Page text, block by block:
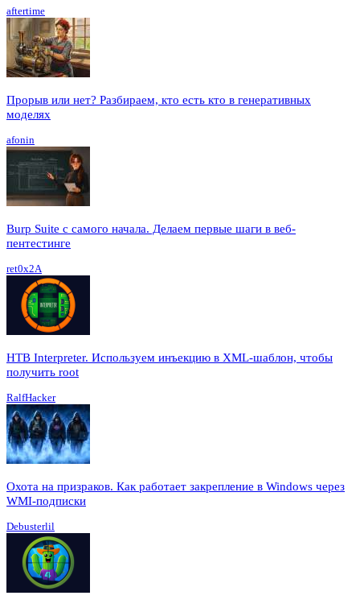
aftertime
Прорыв или нет? Разбираем, кто есть кто в генеративных
моделях
afonin
Burp Suite с самого начала. Делаем первые шаги в веб-
пентестинге
ret0x2A
HTB Interpreter. Используем инъекцию в XML-шаблон, чтобы
получить root
RalfHacker
Охота на призраков. Как работает закрепление в Windows через
WMI-подписки
Debusterlil